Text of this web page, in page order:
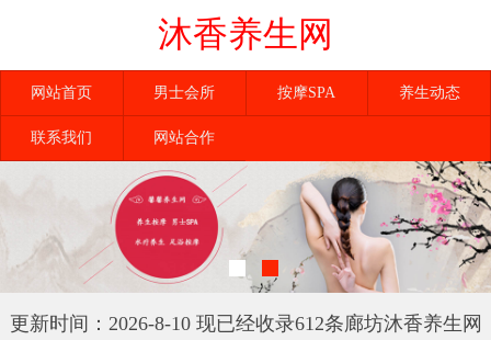
沐香养生网
网站首页 男士会所 按摩SPA 养生动态
联系我们 网站合作
更新时间：2026-8-10 现已经收录612条廊坊沐香养生网